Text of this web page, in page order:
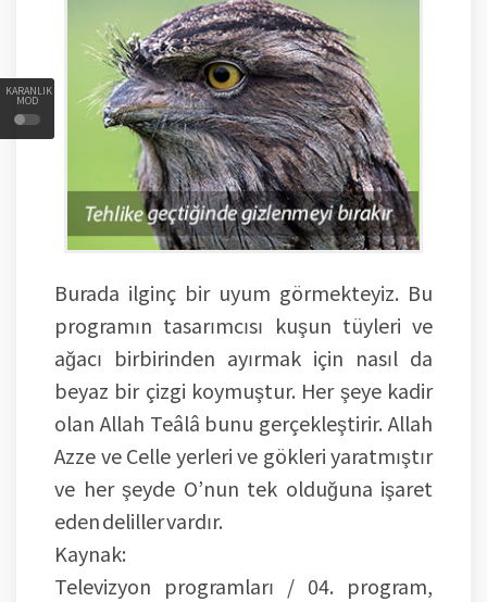
KARANLIK
MOD
Burada ilginç bir uyum görmekteyiz. Bu
programın tasarımcısı kuşun tüyleri ve
ağacı birbirinden ayırmak için nasıl da
beyaz bir çizgi koymuştur. Her şeye kadir
olan Allah Teâlâ bunu gerçekleştirir. Allah
Azze ve Celle yerleri ve gökleri yaratmıştır
ve her şeyde O’nun tek olduğuna işaret
eden deliller vardır.
Kaynak:
Televizyon programları / 04. program,